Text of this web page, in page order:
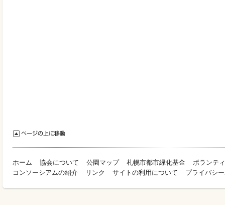
ホーム 協会について 公園マップ 札幌市都市緑化基金
ボランテ
コンソーシアムの紹介
リンク サイトの利用について プライバシ